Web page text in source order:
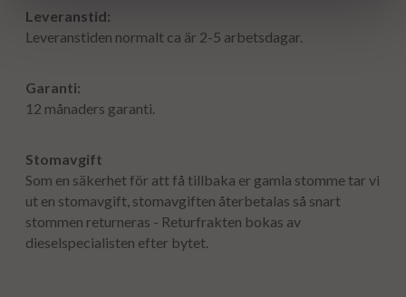
Leveranstid:
Leveranstiden normalt ca är 2-5 arbetsdagar.
Garanti:
12 månaders garanti.
Stomavgift
Som en säkerhet för att få tillbaka er gamla stomme tar vi
ut en stomavgift, stomavgiften återbetalas så snart
stommen returneras - Returfrakten bokas av
dieselspecialisten efter bytet.